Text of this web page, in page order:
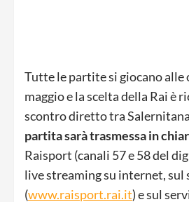
Tutte le partite si giocano alle
maggio e la scelta della Rai è
scontro diretto tra
partita sarà trasmessa in
Raisport (canali 57 e 58 del
live streaming su internet, sul
(www.raisport.rai.it) e sul